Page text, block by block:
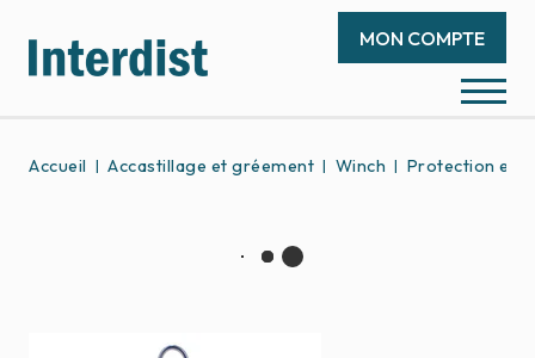
MON COMPTE
Accueil Accastillage et gréement Winch Protection et